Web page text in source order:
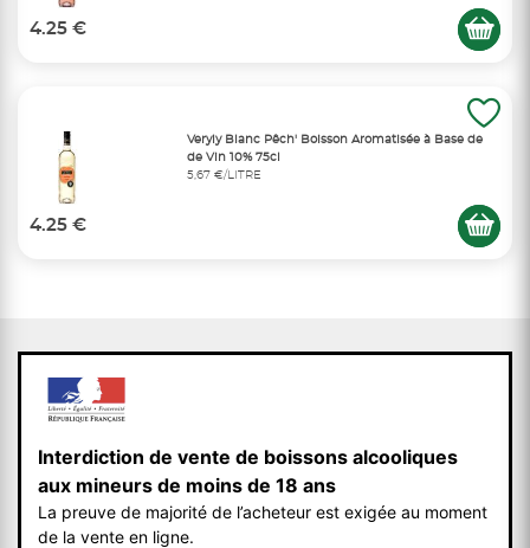
4.25 €
Veryly Blanc Pêch' Boisson Aromatisée à Base de
de Vin 10% 75cl
5,67 €/LITRE
4.25 €
Interdiction de vente de boissons alcooliques
aux mineurs de moins de 18 ans
La preuve de majorité de l’acheteur est exigée au moment
de la vente en ligne.